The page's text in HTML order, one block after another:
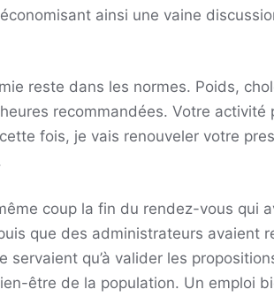
ainsi une vaine
reste dans les normes. Poids,
recommandées. Votre activité
fois, je vais renouveler votre
coup la fin du rendez-vous qui
que des administrateurs avaient
qu’à valider les
être de la population. Un emploi